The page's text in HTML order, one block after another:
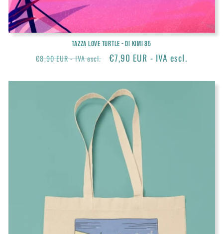
Tazza Love Turtle - di KIMI 85
Prezzo
listino
€8,90 EUR - IVA escl.
Prezzo
€7,90 EUR - IVA escl.